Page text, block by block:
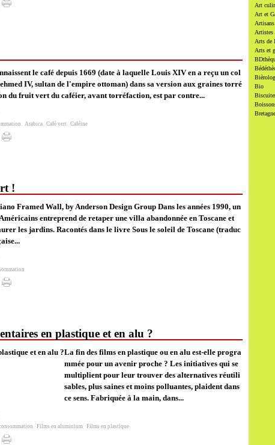
le café depuis 1669 (date à laquelle Louis XIV en a reçu un col
IV, sultan de l'empire ottoman) dans sa version aux graines torré
du fruit vert du caféier, avant torréfaction, est par contre...
Arabica Café vert Caféine
!
Framed Wall, by Anderson Design Group Dans les années 1990, un
entreprend de retaper une villa abandonnée en Toscane et
les jardins. Racontés dans le livre Sous le soleil de Toscane (traduc
en plastique et en alu ?
La fin des films en plastique ou en alu est-elle progra
mmée pour un avenir proche ? Les initiatives qui se
multiplient pour leur trouver des alternatives réutili
sables, plus saines et moins polluantes, plaident dans
ce sens. Fabriquée à la main, dans...
Films en aluminium Films en plastique
Art
Art et
Artistes
Arts de
Arts et
Bio